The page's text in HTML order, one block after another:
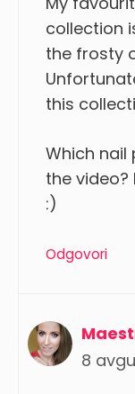
collection
the frosty
this
Which nail
the video?
:)
Odgovori
8